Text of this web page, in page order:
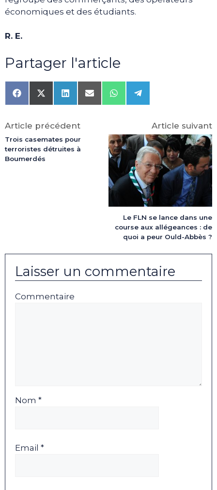
économiques et des étudiants.
R. E.
Partager l'article
Share
on
Share
on
(Twitter)
Share
on
Share
on
Share
on
Share
on
Article précédent
Trois casemates pour
terroristes détruites à
Boumerdés
Article suivant
Le FLN se lance dans une
course aux allégeances : de
quoi a peur Ould-Abbès ?
Laisser un commentaire
Commentaire
Nom *
Email *